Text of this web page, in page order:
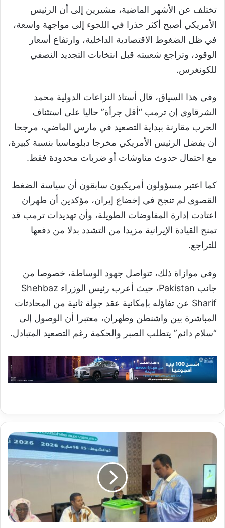
تختلف عن الأشهر الماضية، مشيرين إلى أن الرئيس
الأمريكي أصبح أكثر حذرا في اللجوء إلى مواجهة واسعة،
في ظل الضغوط الاقتصادية الداخلية، وارتفاع أسعار
الوقود، وتراجع شعبيته قبل انتخابات التجديد النصفي
للكونغرس.
وفي هذا السياق، قال أستاذ النزاعات الدولية محمد
الشرقاوي إن ترمب “أقل جرأة” حاليا على استئناف
الحرب مقارنة ببداية التصعيد في مارس الماضي، مرجحا
أن يفضل الرئيس الأمريكي مخرجا دبلوماسيا بنسبة كبيرة،
مع احتمال حدوث مناوشات أو ضربات محدودة فقط.
كما اعتبر مسؤولون أمريكيون سابقون أن سياسة الضغط
القصوى لم تنجح في إخضاع إيران، مؤكدين أن طهران
اعتادت إدارة المفاوضات الطويلة، وأن تهديدات ترمب قد
تمنح القيادة الإيرانية مزيدا من التشدد بدلا من دفعها
للتراجع.
وفي موازاة ذلك، تتواصل جهود الوساطة، خصوصا من
جانب Pakistan، حيث أعرب رئيس الوزراء Shehbaz
Sharif عن تفاؤله بإمكانية عقد جولة ثانية من المحادثات
المباشرة بين واشنطن وطهران، معتبرا أن الوصول إلى
“سلام دائم” يتطلب الصبر والحكمة رغم التصعيد المتبادل.
لائحة
انتخابات
نقابة
الصحفيين
وتظفر
بقيادتها
بأغلبية